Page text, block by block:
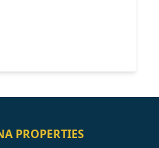
PROPERTIES